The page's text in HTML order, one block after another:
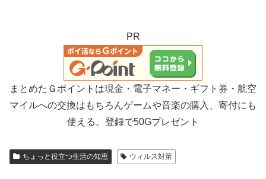
PR
まとめたＧポイントは現金・電子マネー・ギフト券・航空
マイルへの交換はもちろんゲームや音楽の購入、寄付にも
使える。登録で50Gプレゼント
ちょっと役立つ生活の知恵 ウィルス対策